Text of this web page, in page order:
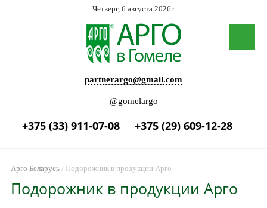
Четверг, 6 августа 2026г.
partnerargo@gmail.com
@gomelargo
+375 (33) 911-07-08 +375 (29) 609-12-28
Арго Беларусь/ Подорожник в продукции Арго
Подорожник в продукции Арго